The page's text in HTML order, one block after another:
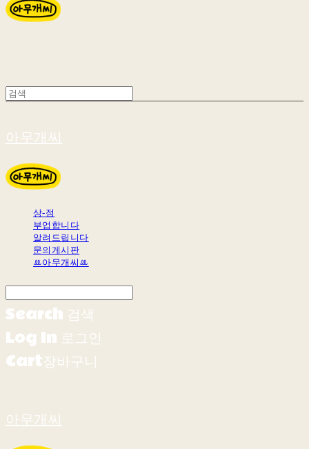
아무개씨
상-점
부업합니다
알려드립니다
문의게시판
ꔛ아무개씨ꔛ
Search 검색
Log In 로그인
Cart장바구니
아무개씨